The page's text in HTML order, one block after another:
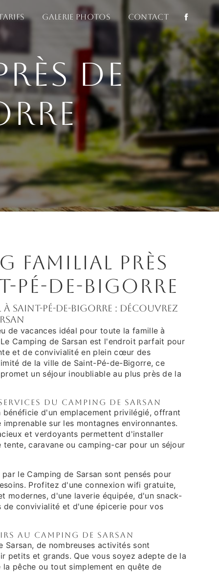
Galerie photos Contact
de
familial près
Pé-de-Bigorre
Saint-Pé-de-Bigorre : Découvrez
de vacances idéal pour toute la famille à
Camping de Sarsan est l'endroit parfait pour
et de convivialité en plein cœur des
de la ville de Saint-Pé-de-Bigorre, ce
un séjour inoubliable au plus près de la
du Camping de Sarsan
bénéficie d'un emplacement privilégié, offrant
sur les montagnes environnantes.
et verdoyants permettent d'installer
caravane ou camping-car pour un séjour
le Camping de Sarsan sont pensés pour
Profitez d'une connexion wifi gratuite,
modernes, d'une laverie équipée, d'un snack-
de convivialité et d'une épicerie pour vos
au Camping de Sarsan
Sarsan, de nombreuses activités sont
petits et grands. Que vous soyez adepte de la
la pêche ou tout simplement en quête de